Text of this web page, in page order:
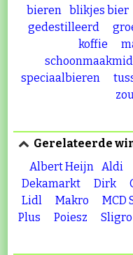
bieren blikjes bier
gedestilleerd
koffie
speciaalbieren
Gerelateerde
Albert Heijn
Aldi
Dekamarkt
Dirk
Lidl
Makro MCD
Plus
Poiesz Sligro